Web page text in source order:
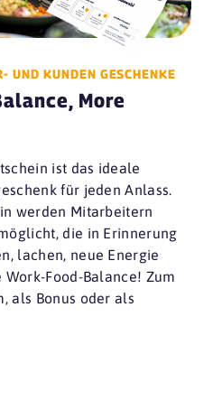
UND KUNDEN GESCHENKE
More
ist das ideale
für jeden Anlass.
werden Mitarbeitern
die in Erinnerung
lachen, neue Energie
Food-Balance! Zum
als Bonus oder als